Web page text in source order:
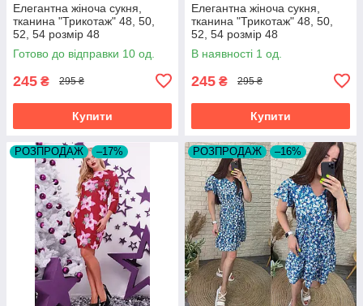
Елегантна жіноча сукня,
тканина "Трикотаж" 48, 50,
52, 54 розмір 48
Готово до відправки 10 од.
245 ₴ 295 ₴
Купити
Елегантна жіноча сукня,
тканина "Трикотаж" 48, 50,
52, 54 розмір 48
В наявності 1 од.
245 ₴ 295 ₴
Купити
РОЗПРОДАЖ –17% РОЗПРОДАЖ –16%